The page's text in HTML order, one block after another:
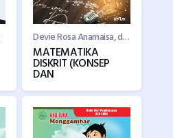
Devie Rosa Anamaisa, dkk.
MATEMATIKA
DISKRIT (KONSEP
DAN